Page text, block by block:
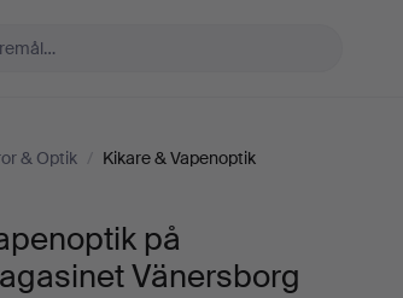
& Optik / Kikare & Vapenoptik
på
Vänersborg